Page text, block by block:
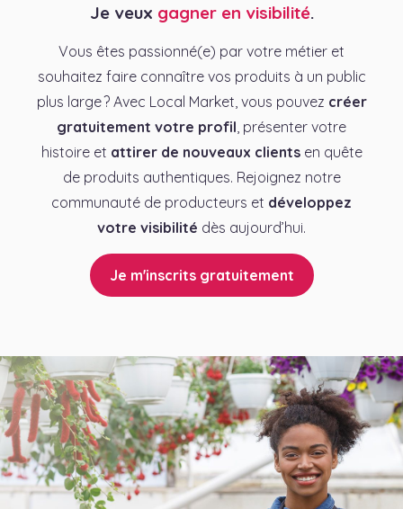
Je veux gagner en visibilité.
Vous êtes passionné(e) par votre métier et
souhaitez faire connaître vos produits à un public
plus large ? Avec Local Market, vous pouvez créer
gratuitement votre profil , présenter votre
histoire et attirer de nouveaux clientsen quête
de produits authentiques. Rejoignez notre
communauté de producteurs et développez
votre visibilité dès aujourd’hui.
Je m'inscrits gratuitement